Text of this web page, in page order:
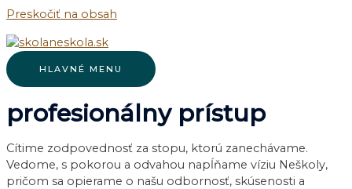
Preskočiť na obsah
HLAVNÉ MENU
profesionálny prístup
Cítime zodpovednosť za stopu, ktorú zanechávame.
Vedome, s pokorou a odvahou napĺňame víziu Neškoly,
pričom sa opierame o našu odbornosť, skúsenosti a